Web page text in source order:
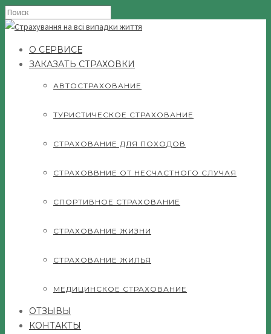
О СЕРВИСЕ
ЗАКАЗАТЬ СТРАХОВКИ
АВТОСТРАХОВАНИЕ
ТУРИСТИЧЕСКОЕ СТРАХОВАНИЕ
СТРАХОВАНИЕ ДЛЯ ПОХОДОВ
СТРАХОВВНИЕ ОТ НЕСЧАСТНОГО СЛУЧАЯ
СПОРТИВНОЕ СТРАХОВАНИЕ
СТРАХОВАНИЕ ЖИЗНИ
СТРАХОВАНИЕ ЖИЛЬЯ
МЕДИЦИНСКОЕ СТРАХОВАНИЕ
ОТЗЫВЫ
КОНТАКТЫ